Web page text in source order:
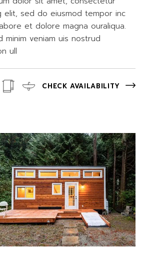
elit, sed do eiusmod tempor inc
et dolore magna ouraliqua.
minim veniam uis nostrud
ull
CHECK AVAILABILITY